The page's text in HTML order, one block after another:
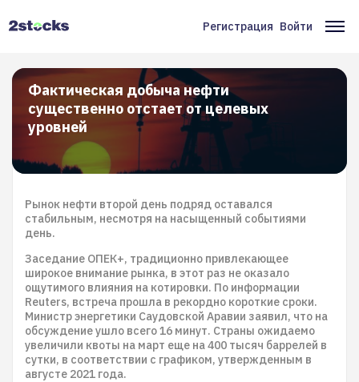
Меню
учётной
записи
пользователя
Регистрация Войти
Фактическая добыча нефти
существенно отстает от целевых
уровней
Рынок нефти второй день подряд оставался
стабильным, несмотря на насыщенный событиями
день.
Заседание ОПЕК+, традиционно привлекающее
широкое внимание рынка, в этот раз не оказало
ощутимого влияния на котировки. По информации
Reuters, встреча прошла в рекордно короткие сроки.
Министр энергетики Саудовской Аравии заявил, что на
обсуждение ушло всего 16 минут. Страны ожидаемо
увеличили квоты на март еще на 400 тысяч баррелей в
сутки, в соответствии с графиком, утвержденным в
августе 2021 года.